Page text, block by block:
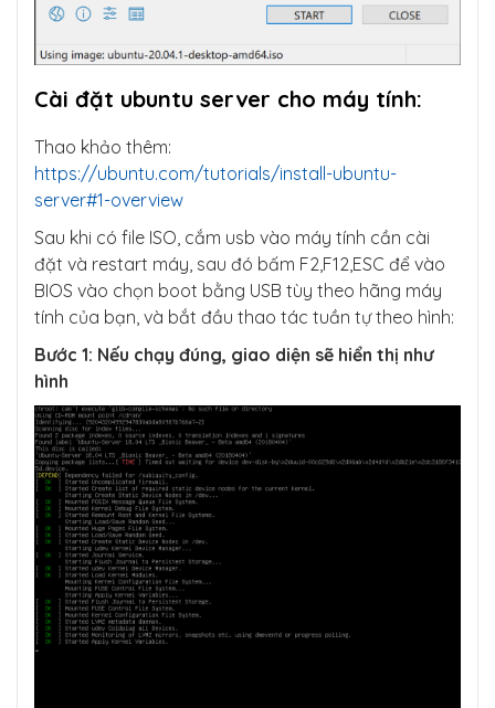
Cài đặt ubuntu server cho máy tính:
Thao khảo thêm:
https://ubuntu.com/tutorials/install-ubuntu-
server#1-overview
Sau khi có file ISO, cắm usb vào máy tính cần cài
đặt và restart máy, sau đó bấm F2,F12,ESC để vào
BIOS vào chọn boot bằng USB tùy theo hãng máy
tính của bạn, và bắt đầu thao tác tuần tự theo hình:
Bước 1: Nếu chạy đúng, giao diện sẽ hiển thị như
hình